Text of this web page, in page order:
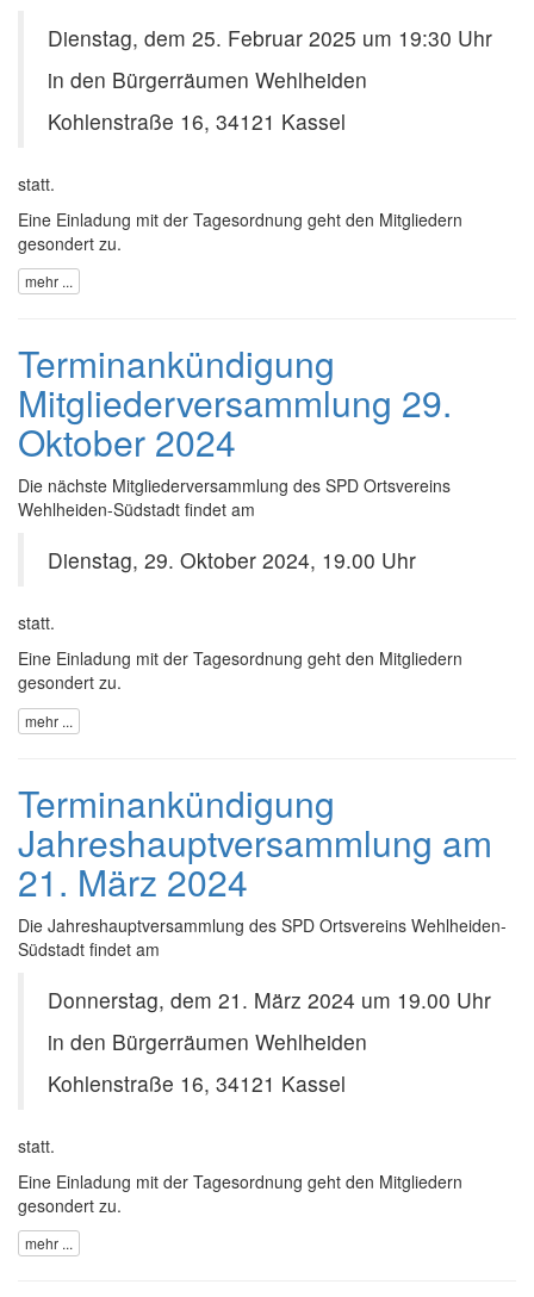
Dienstag, dem 25. Februar 2025 um 19:30 Uhr
in den Bürgerräumen Wehlheiden
Kohlenstraße 16, 34121 Kassel
statt.
Eine Einladung mit der Tagesordnung geht den Mitgliedern
gesondert zu.
mehr ...
Terminankündigung
Mitgliederversammlung 29.
Oktober 2024
Die nächste Mitgliederversammlung des SPD Ortsvereins
Wehlheiden-Südstadt findet am
Dienstag, 29. Oktober 2024, 19.00 Uhr
statt.
Eine Einladung mit der Tagesordnung geht den Mitgliedern
gesondert zu.
mehr ...
Terminankündigung
Jahreshauptversammlung am
21. März 2024
Die Jahreshauptversammlung des SPD Ortsvereins Wehlheiden-
Südstadt findet am
Donnerstag, dem 21. März 2024 um 19.00 Uhr
in den Bürgerräumen Wehlheiden
Kohlenstraße 16, 34121 Kassel
statt.
Eine Einladung mit der Tagesordnung geht den Mitgliedern
gesondert zu.
mehr ...